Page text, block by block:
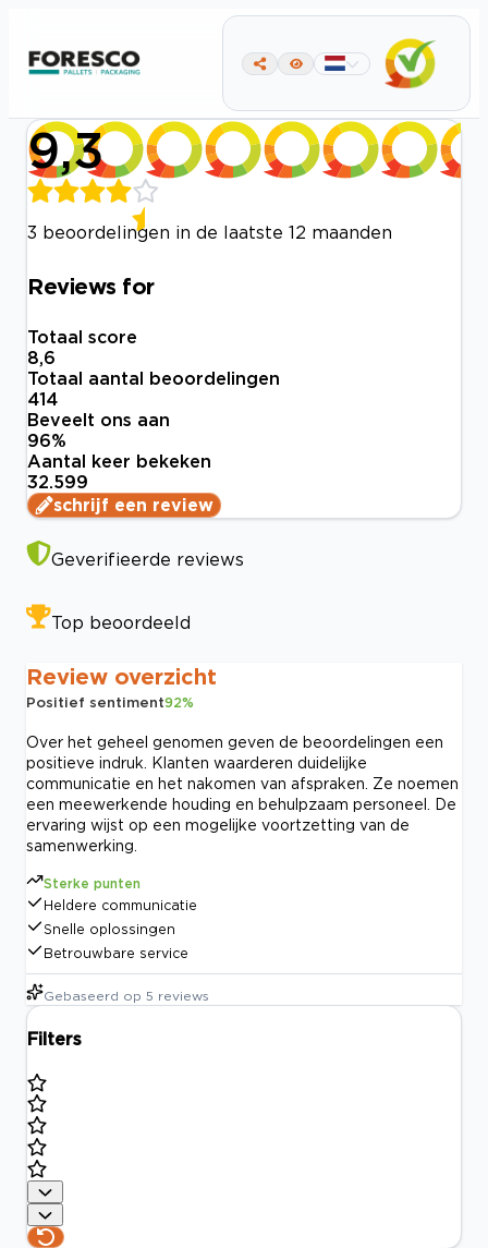
9,3
3 beoordelingen in de laatste 12 maanden
Reviews for
Totaal score
8,6
Totaal aantal beoordelingen
414
Beveelt ons aan
96%
Aantal keer bekeken
32.599
schrijf een review
Geverifieerde reviews
Top beoordeeld
Review overzicht
Positief sentiment92%
Over het geheel genomen geven de beoordelingen een
positieve indruk. Klanten waarderen duidelijke
communicatie en het nakomen van afspraken. Ze noemen
een meewerkende houding en behulpzaam personeel. De
ervaring wijst op een mogelijke voortzetting van de
samenwerking.
Sterke punten
Heldere communicatie
Snelle oplossingen
Betrouwbare service
Gebaseerd op 5 reviews
Filters